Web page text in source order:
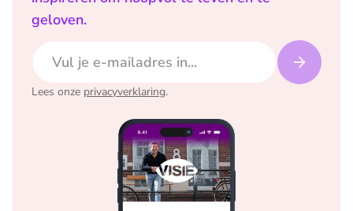
geloven.
Lees onze privacyverklaring.